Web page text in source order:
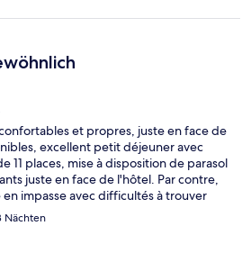
et propres, juste en face de
excellent petit déjeuner avec
11 places, mise à disposition de parasol
juste en face de l'hôtel. Par contre,
impasse avec difficultés à trouver
si le parking est complet car
par les personnes allant à la
Nächten